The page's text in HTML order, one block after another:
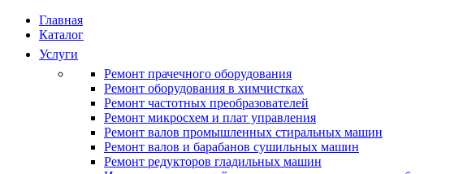
Главная
Каталог
Услуги
Ремонт прачечного оборудования
Ремонт оборудования в химчистках
Ремонт частотных преобразователей
Ремонт микросхем и плат управления
Ремонт валов промышленных стиральных машин
Ремонт валов и барабанов сушильных машин
Ремонт редукторов гладильных машин